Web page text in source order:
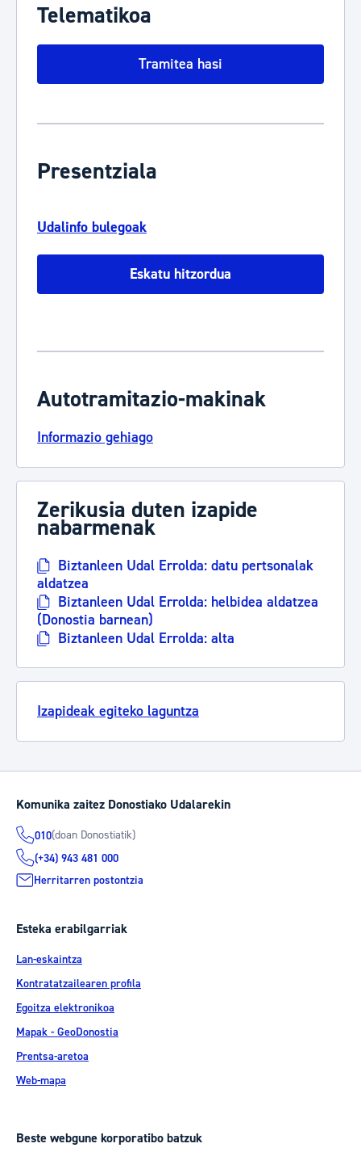
Telematikoa
Tramitea hasi
Presentziala
Udalinfo bulegoak
Eskatu hitzordua
Autotramitazio-makinak
Informazio gehiago
Zerikusia duten izapide
nabarmenak
Biztanleen Udal Errolda: datu pertsonalak
aldatzea
Biztanleen Udal Errolda: helbidea aldatzea
(Donostia barnean)
Biztanleen Udal Errolda: alta
Izapideak egiteko laguntza
Komunika zaitez Donostiako Udalarekin
010(doan Donostiatik)
(+34) 943 481 000
Herritarren postontzia
Esteka erabilgarriak
Lan-eskaintza
Kontratatzailearen profila
Egoitza elektronikoa
Mapak - GeoDonostia
Prentsa-aretoa
Web-mapa
Beste webgune korporatibo batzuk